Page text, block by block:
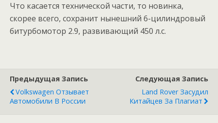
Что касается технической части, то новинка,
скорее всего, сохранит нынешний 6-цилиндровый
битурбомотор 2.9, развивающий 450 л.с.
Предыдущая Запись
Volkswagen Отзывает
Автомобили В России
Следующая Запись
Land Rover Засудил
Китайцев За Плагиат